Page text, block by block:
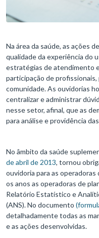
Na área da saúde, as ações
qualidade da experiência do
estratégias de atendimento
participação de
comunidade. As ouvidorias
centralizar e administrar
nesse setor, afinal, que as
para análise e providência
No âmbito da saúde
de abril de 2013, tornou
ouvidoria para as
os anos as operadoras de
Relatório Estatístico e
(ANS). No documento
detalhadamente todas as
e as ações desenvolvidas.